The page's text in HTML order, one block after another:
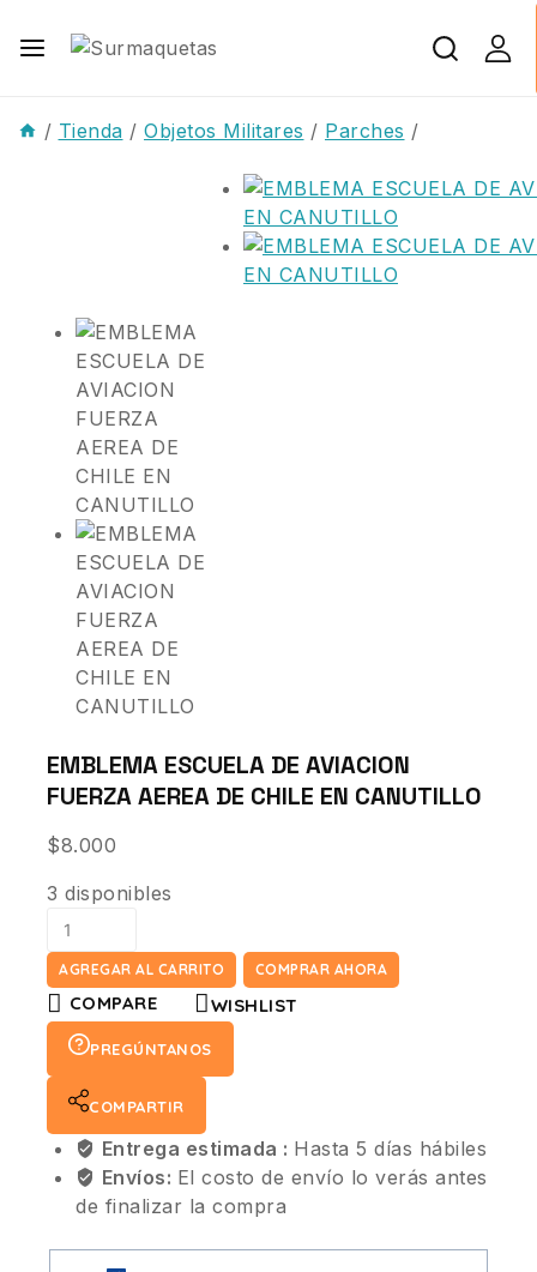
/ Tienda / Objetos Militares / Parches /
EMBLEMA ESCUELA DE AVIACION
FUERZA AEREA DE CHILE EN CANUTILLO
$8.000
3 disponibles
AGREGAR AL CARRITO COMPRAR AHORA
COMPARE WISHLIST
PREGÚNTANOS
COMPARTIR
Entrega estimada : Hasta 5 días hábiles
Envíos: El costo de envío lo verás antes
de finalizar la compra